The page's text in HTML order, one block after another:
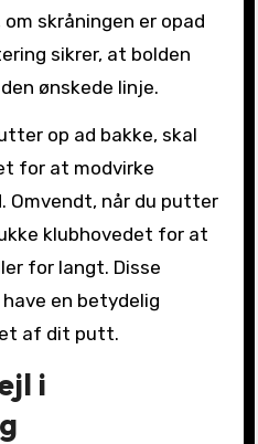
skråningen er opad
sikrer, at bolden
ønskede linje.
op ad bakke, skal
for at modvirke
Omvendt, når du putter
klubhovedet for at
for langt. Disse
en betydelig
af dit putt.
i